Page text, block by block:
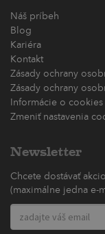
Náš príbeh
Blog
Kariéra
Kontakt
Zásady ochrany
Zásady ochrany
Informácie o cookies
Zmeniť nastavenia
Newsletter
Chcete dostávať
(maximálne jedna e-